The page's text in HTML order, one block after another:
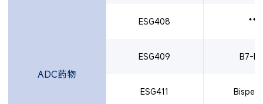
ADC药物
ESG408 **
ESG409 B7-
ESG411